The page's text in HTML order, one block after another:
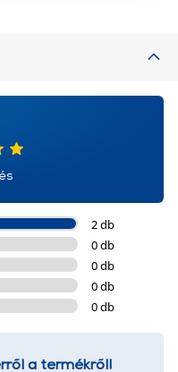
2 db
0 db
0 db
0 db
0 db
a termékről!